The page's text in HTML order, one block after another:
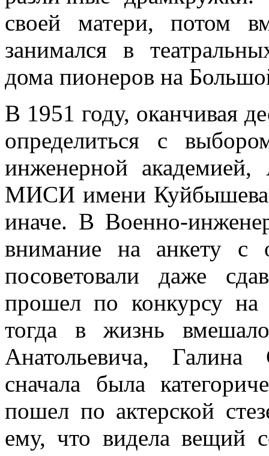
своей матери, потом
занимался в
дома пионеров на
В 1951 году, оканчивая
определиться с
инженерной
МИСИ имени Куйбышева.
иначе. В Военно-
внимание на анкету с
посоветовали даже
прошел по конкурсу
тогда в жизнь
Анатольевича, Галина
сначала была
пошел по актерской
ему, что видела вещий